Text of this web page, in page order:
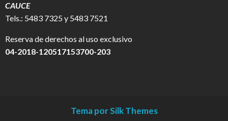
CAUCE
Tels.: 5483 7325 y 5483 7521
Reserva de derechos al uso exclusivo
04-2018-120517153700-203
Tema por Silk Themes